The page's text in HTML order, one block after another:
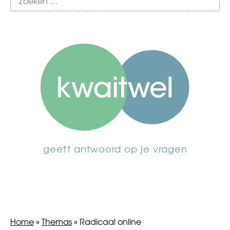
geeft antwoord op je vragen
Home» Themas» Radicaal online